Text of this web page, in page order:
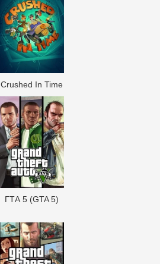
Crushed In Time
ГТА 5 (GTA 5)